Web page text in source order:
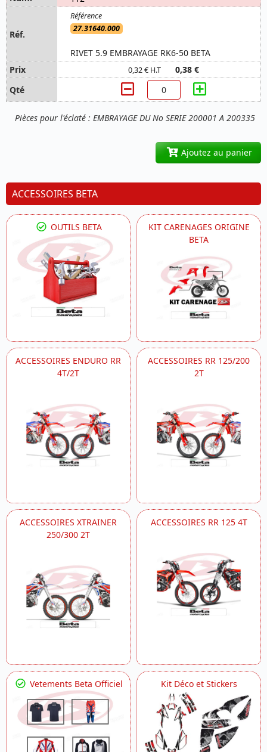
Pièces pour l'éclaté : EMBRAYAGE DU No SERIE 200001 A 200335
27.31640.000
RIVET 5.9 EMBRAYAGE RK6-50 BETA
0,32 € H.T 0,38 €
Ajoutez au panier
ACCESSOIRES BETA
OUTILS BETA
KIT CARENAGES ORIGINE
BETA
ACCESSOIRES ENDURO RR
4T/2T
ACCESSOIRES RR 125/200
2T
ACCESSOIRES XTRAINER
250/300 2T
ACCESSOIRES RR 125 4T
Vetements Beta Officiel Kit Déco et Stickers